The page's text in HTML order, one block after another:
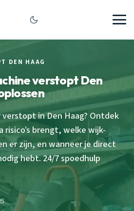
DEN HAAG
verstopt Den
in Den Haag? Ontdek
brengt, welke wijk-
er zijn, en wanneer je direct
hebt. 24/7 spoedhulp